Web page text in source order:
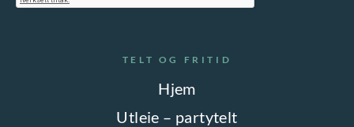
TELT OG FRITID
Hjem
Utleie – partytelt